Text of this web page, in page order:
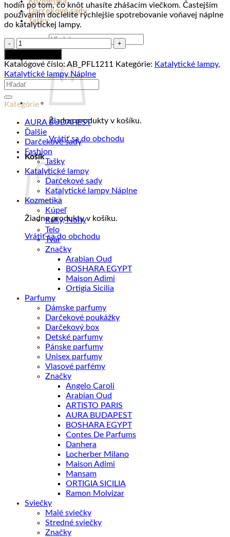
Darčekové sady
Tašky
Hľadať:
Žiadne produkty v košíku.
Vrátiť sa do obchodu
Košík
Žiadne produkty v košíku.
Vrátiť sa do obchodu
hodín po tom, čo knôt uhasíte zhášacím viečkom. Častejším
používaním docielite rýchlejšie spotrebovanie voňavej náplne
do katalytickej lampy.
množstvo
Náplň
do
katalytické
lampy
AMBER
LEAVES
(jantarové
listy),
500
ml
Katalógové číslo:AB_PFL1211 Kategórie: Katalytické lampy,
Katalytické lampy Náplne
Hľadať:
Kategórie
AURA BUDAPEST
Ďalšie
Darčekové sady
Fashion
Tašky
Katalytické lampy
Darčekové sady
Katalytické lampy Náplne
Kozmetika
Kúpeľ
Ruky, Nohy
Telo
Tvár
Značky
Arabian Oud
BOSHARA EGYPT
Maison Adimi
Ortigia Sicilia
Parfumy
Dámske parfumy
Darčekové poukážky
Darčekový box
Detské parfumy
Pánske parfumy
Unisex parfumy
Vlasové parfémy
Značky
Angelo Caroli
Arabian Oud
ARTISTO PARIS
AURA BUDAPEST
BOSHARA EGYPT
Contes De Parfums
Danhera
Locherber Milano
Maison Adimi
Mansam
ORTIGIA SICILIA
Ramon Molvizar
Sviečky
Malé sviečky
Stredné sviečky
Značky